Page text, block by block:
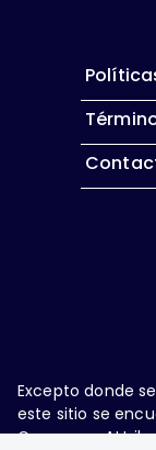
Excepto donde
este sitio se
Commons